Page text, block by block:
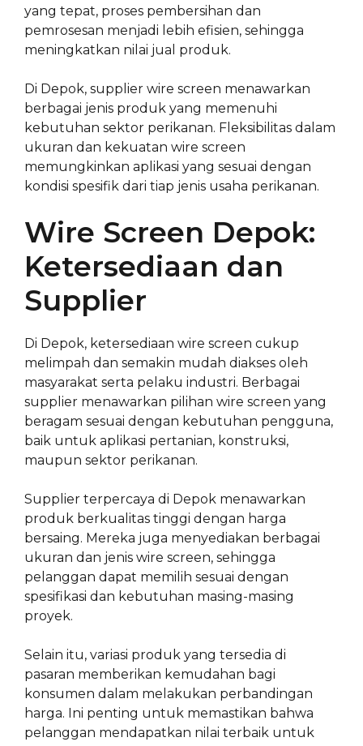
yang tepat, proses pembersihan dan
pemrosesan menjadi lebih efisien, sehingga
meningkatkan nilai jual produk.
Di Depok, supplier wire screen menawarkan
berbagai jenis produk yang memenuhi
kebutuhan sektor perikanan. Fleksibilitas dalam
ukuran dan kekuatan wire screen
memungkinkan aplikasi yang sesuai dengan
kondisi spesifik dari tiap jenis usaha perikanan.
Wire Screen Depok:
Ketersediaan dan
Supplier
Di Depok, ketersediaan wire screen cukup
melimpah dan semakin mudah diakses oleh
masyarakat serta pelaku industri. Berbagai
supplier menawarkan pilihan wire screen yang
beragam sesuai dengan kebutuhan pengguna,
baik untuk aplikasi pertanian, konstruksi,
maupun sektor perikanan.
Supplier terpercaya di Depok menawarkan
produk berkualitas tinggi dengan harga
bersaing. Mereka juga menyediakan berbagai
ukuran dan jenis wire screen, sehingga
pelanggan dapat memilih sesuai dengan
spesifikasi dan kebutuhan masing-masing
proyek.
Selain itu, variasi produk yang tersedia di
pasaran memberikan kemudahan bagi
konsumen dalam melakukan perbandingan
harga. Ini penting untuk memastikan bahwa
pelanggan mendapatkan nilai terbaik untuk